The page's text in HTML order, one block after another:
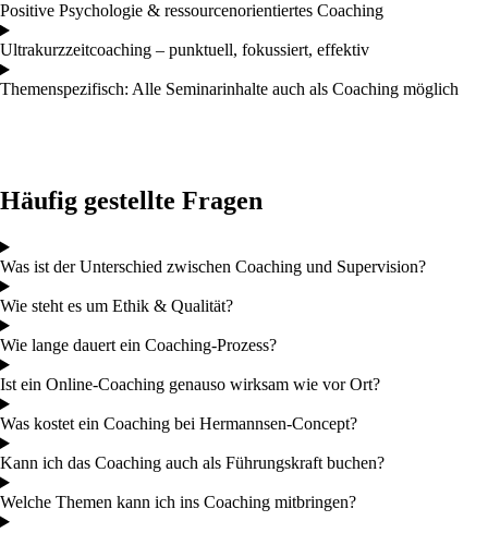
Positive Psychologie & ressourcenorientiertes Coaching
Ultrakurzzeitcoaching – punktuell, fokussiert, effektiv
Themenspezifisch: Alle Seminarinhalte auch als Coaching möglich
Häufig gestellte Fragen
Was ist der Unterschied zwischen Coaching und Supervision?
Wie steht es um Ethik & Qualität?
Wie lange dauert ein Coaching-Prozess?
Ist ein Online-Coaching genauso wirksam wie vor Ort?
Was kostet ein Coaching bei Hermannsen-Concept?
Kann ich das Coaching auch als Führungskraft buchen?
Welche Themen kann ich ins Coaching mitbringen?